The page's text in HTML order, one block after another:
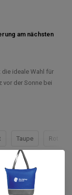
am nächsten
die ideale Wahl für
vor der Sonne bei
Taupe Rot